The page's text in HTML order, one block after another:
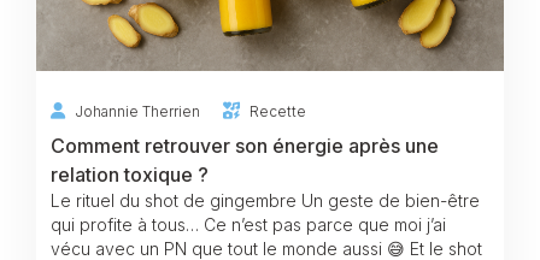
Johannie Therrien Recette
Comment retrouver son énergie après une
relation toxique ?
Le rituel du shot de gingembre Un geste de bien-être
qui profite à tous… Ce n’est pas parce que moi j’ai
vécu avec un PN que tout le monde aussi 😅 Et le shot